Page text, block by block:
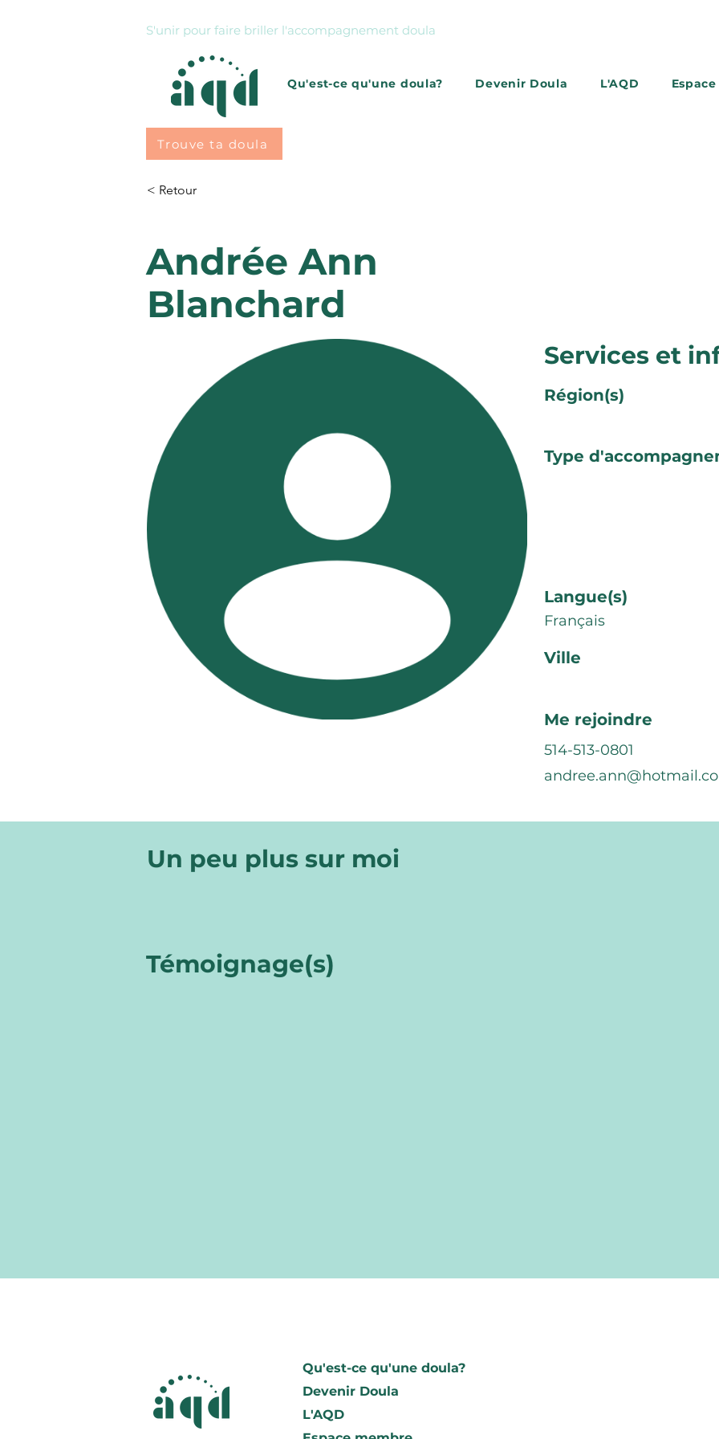
S'unir pour faire briller l'accompagnement doula
Qu'est-ce qu'une doula? Devenir Doula L'AQD
Trouve ta doula
< Retour
Blanchard
Andrée Ann
Langue(s)
Français
Services et
Région(s)
Type
Ville
Me rejoindre
514-513-0801
Un peu plus sur moi
Témoignage(s)
Qu'est-ce qu'une doula?
Devenir Doula
L'AQD